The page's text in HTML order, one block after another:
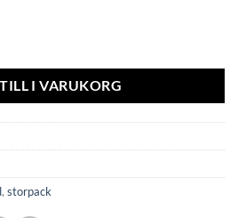
I VARUKORG
, storpack